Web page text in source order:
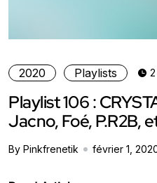
2020 Playlists
Playlist 106 :
Jacno, Foé, P.R2B,
By Pinkfrenetik février 1,